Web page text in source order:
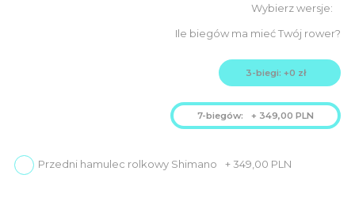
Ile biegów ma mieć Twój rower?
3-biegi: +0 zł
7-biegów: + 349,00 PLN
Przedni hamulec rolkowy Shimano + 349,00 PLN